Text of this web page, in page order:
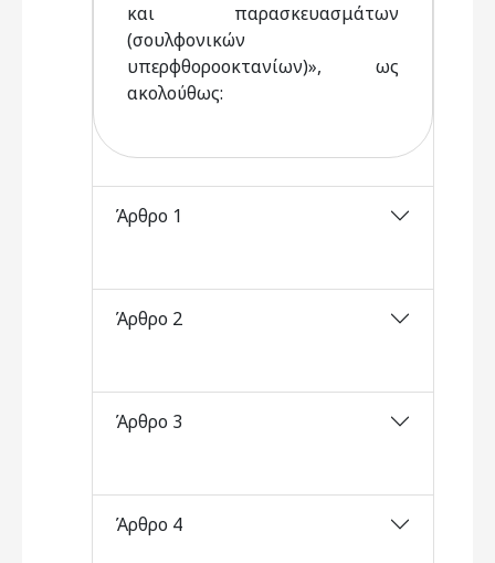
και παρασκευασμάτων
(σουλφονικών
υπερφθοροοκτανίων)», ως
ακολούθως:
Άρθρο 1
Άρθρο 2
Άρθρο 3
Άρθρο 4